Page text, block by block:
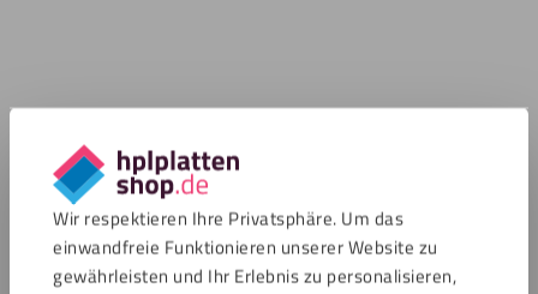
Wir respektieren Ihre Privatsphäre. Um das
einwandfreie Funktionieren unserer Website zu
gewährleisten und Ihr Erlebnis zu personalisieren,